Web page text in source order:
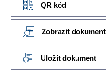
QR kód
Zobrazit dokument
Uložit dokument